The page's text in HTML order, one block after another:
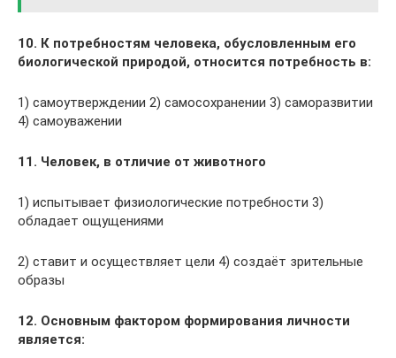
10. К потребностям человека, обусловленным его
биологической природой, относится потребность в:
1) самоутверждении 2) самосохранении 3) саморазвитии
4) самоуважении
11. Человек, в отличие от животного
1) испытывает физиологические потребности 3)
обладает ощущениями
2) ставит и осуществляет цели 4) создаёт зрительные
образы
12. Основным фактором формирования личности
является: